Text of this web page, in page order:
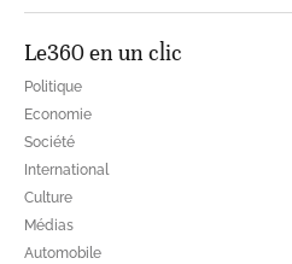
Le360 en un clic
Politique
Economie
Société
International
Culture
Médias
Automobile